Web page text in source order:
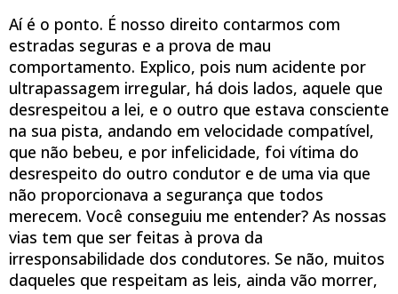
Aí é o ponto. É nosso direito contarmos com
estradas seguras e a prova de mau
comportamento. Explico, pois num acidente por
ultrapassagem irregular, há dois lados, aquele que
desrespeitou a lei, e o outro que estava consciente
na sua pista, andando em velocidade compatível,
que não bebeu, e por infelicidade, foi vítima do
desrespeito do outro condutor e de uma via que
não proporcionava a segurança que todos
merecem. Você conseguiu me entender? As nossas
vias tem que ser feitas à prova da
irresponsabilidade dos condutores. Se não, muitos
daqueles que respeitam as leis, ainda vão morrer,